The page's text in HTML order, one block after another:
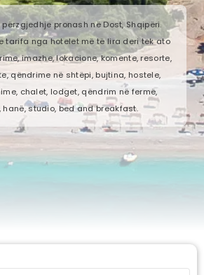
pronash në Dost, Shqipëri.
tarifa nga hotelet më të lira deri tek ato
imazhe, lokacione, komente, resorte,
qëndrime në shtëpi, bujtina, hostele,
chalet, lodget, qëndrim në fermë,
hanë, studio, bed and breakfast.